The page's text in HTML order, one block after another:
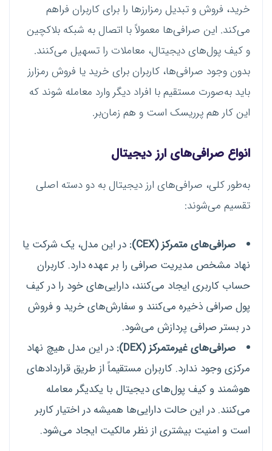
خرید، فروش و تبدیل رمزارزها را برای کاربران فراهم
می‌کند. این صرافی‌ها معمولاً با اتصال به شبکه بلاکچین
و کیف پول‌های دیجیتال، معاملات را تسهیل می‌کنند.
بدون وجود صرافی‌ها، کاربران برای خرید یا فروش رمزارز
باید به‌صورت مستقیم با افراد دیگر وارد معامله شوند که
این کار هم پرریسک است و هم زمان‌بر.
انواع صرافی‌های ارز دیجیتال
به‌طور کلی، صرافی‌های ارز دیجیتال به دو دسته اصلی
تقسیم می‌شوند:
صرافی‌های متمرکز (CEX):
در این مدل، یک شرکت یا
نهاد مشخص مدیریت صرافی را بر عهده دارد. کاربران
حساب کاربری ایجاد می‌کنند، دارایی‌های خود را در کیف
پول صرافی ذخیره می‌کنند و سفارش‌های خرید و فروش
در بستر صرافی پردازش می‌شود.
صرافی‌های غیرمتمرکز (DEX):
در این مدل هیچ نهاد
مرکزی وجود ندارد. کاربران مستقیماً از طریق قراردادهای
هوشمند و کیف پول‌های دیجیتال با یکدیگر معامله
می‌کنند. در این حالت دارایی‌ها همیشه در اختیار کاربر
است و امنیت بیشتری از نظر مالکیت ایجاد می‌شود.